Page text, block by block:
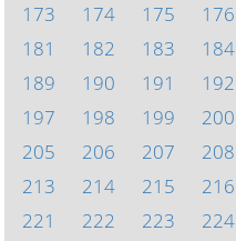
173
174 175 176
181
182 183 184
189
190 191 192
197
198 199 200
205
206 207 208
213
214 215 216
221
222 223 224